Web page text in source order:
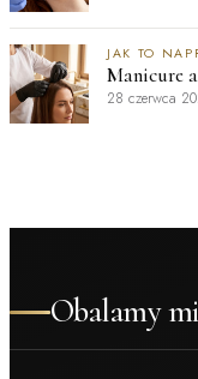
JAK TO
Manicure
28 czerwca
Obalamy